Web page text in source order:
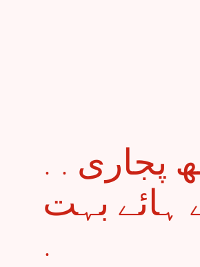
. . چڑھتے سورج کے کچھ پجاری
بہت . .
.